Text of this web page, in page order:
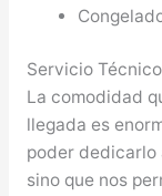
Servicio
La comodidad
llegada es
poder dedicarlo
sino que nos